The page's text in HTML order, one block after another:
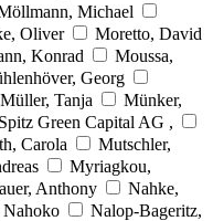
Michael
Oliver
Moretto, David
Konrad
Moussa,
Georg
Müller, Tanja
Münker,
Green Capital AG ,
Carola
Mutschler,
Myriagkou,
Anthony
Nahke,
Nahoko
Nalop-Bageritz,